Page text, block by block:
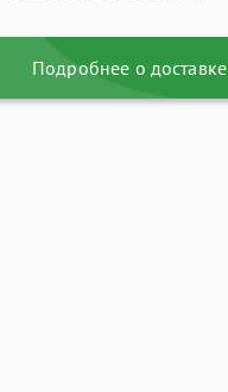
Подробнее о доставке